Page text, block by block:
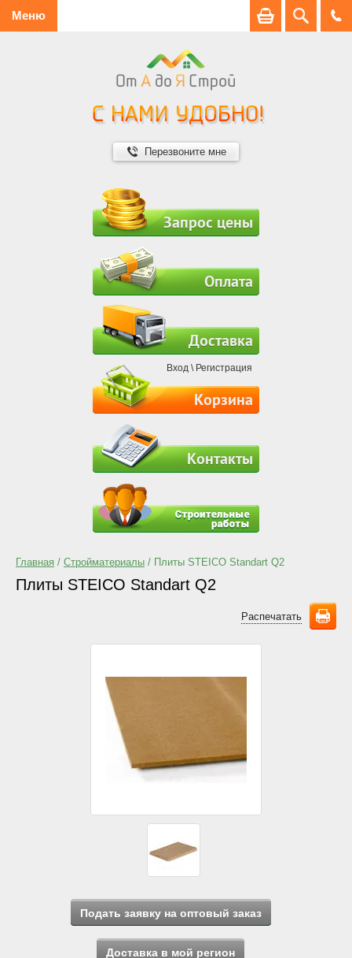
Меню
Перезвоните мне
Запрос цены
Оплата
Доставка
Корзина
Контакты
Вход\ Регистрация
Главная / Стройматериалы / Плиты STEICO Standart Q2
Плиты STEICO Standart Q2
Распечатать
Подать заявку на оптовый заказ
Доставка в мой регион